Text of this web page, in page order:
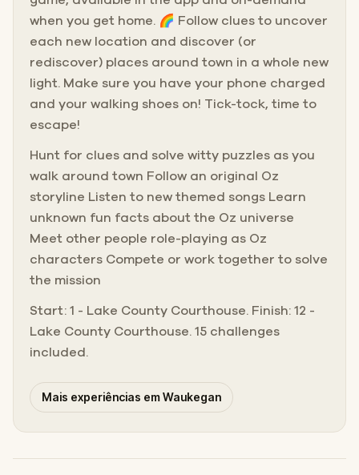
when you get home. 🌈 Follow clues to uncover
each new location and discover (or
rediscover) places around town in a whole new
light. Make sure you have your phone charged
and your walking shoes on! Tick-tock, time to
escape!
Hunt for clues and solve witty puzzles as you
walk around town Follow an original Oz
storyline Listen to new themed songs Learn
unknown fun facts about the Oz universe
Meet other people role-playing as Oz
characters Compete or work together to solve
the mission
Start: 1 - Lake County Courthouse. Finish: 12 -
Lake County Courthouse. 15 challenges
included.
Mais experiências em Waukegan